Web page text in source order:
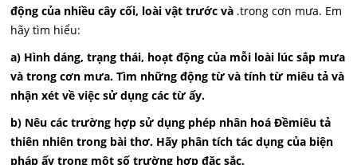
động của nhiều cây cối, loài vật trước và .trong cơn mưa. Em
hãy tìm hiểu:
a) Hình dáng, trạng thái, hoạt động của mỗi loài lúc sắp mưa
và trong cơn mưa. Tìm những động từ và tính từ miêu tả và
nhận xét về việc sử dụng các từ ấy.
b) Nêu các trường hợp sử dụng phép nhân hoá Đềmiêu tả
thiên nhiên trong bài thơ. Hãy phân tích tác dụng của biện
pháp ấy trong một số trường hợp đặc sắc.